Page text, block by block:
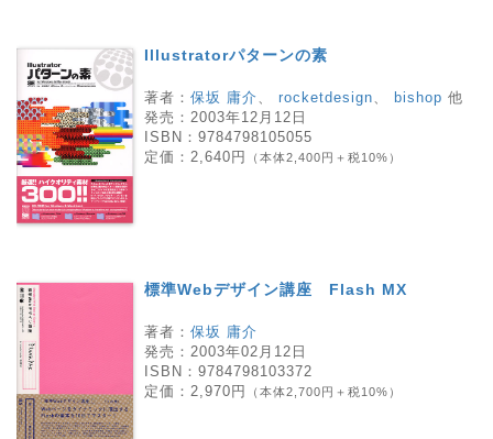
Illustratorパターンの素
著者： 保坂 庸介、 rocketdesign、 bishop 他
発売： 2003年12月12日
ISBN： 9784798105055
定価： 2,640円 （本体2,400円＋税10%）
標準Webデザイン講座 Flash MX
著者： 保坂 庸介
発売： 2003年02月12日
ISBN： 9784798103372
定価： 2,970円 （本体2,700円＋税10%）